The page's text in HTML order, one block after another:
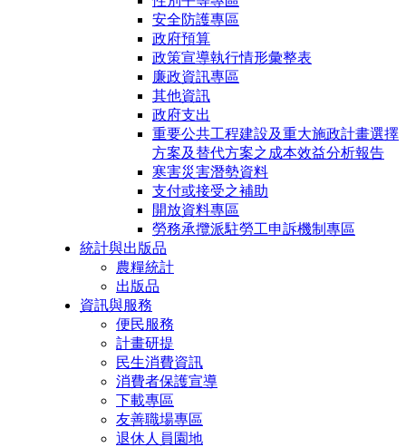
安全防護專區
政府預算
政策宣導執行情形彙整表
廉政資訊專區
其他資訊
政府支出
重要公共工程建設及重大施政計畫選擇
方案及替代方案之成本效益分析報告
寒害災害潛勢資料
支付或接受之補助
開放資料專區
勞務承攬派駐勞工申訴機制專區
統計與出版品
農糧統計
出版品
資訊與服務
便民服務
計畫研提
民生消費資訊
消費者保護宣導
下載專區
友善職場專區
退休人員園地